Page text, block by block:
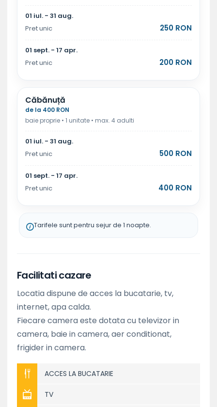
01 iul. - 31 aug.
Pret unic
250 RON
01 sept. - 17 apr.
Pret unic
200 RON
Căbănuță
de la 400 RON
baie proprie • 1 unitate • max. 4 adulti
01 iul. - 31 aug.
Pret unic
500 RON
01 sept. - 17 apr.
Pret unic
400 RON
Tarifele sunt pentru sejur de 1 noapte.
Facilitati cazare
Locatia dispune de acces la bucatarie, tv,
internet, apa calda.
Fiecare camera este dotata cu televizor in
camera, baie in camera, aer conditionat,
frigider in camera.
ACCES LA BUCATARIE
TV